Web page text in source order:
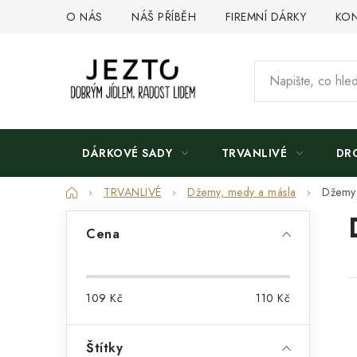
O NÁS NÁŠ PŘÍBĚH FIREMNÍ DÁRKY
DÁRKOVÉ SADY TRVANLIVÉ
DomůTRVANLIVÉ Džemy, medy a másla Džemy
t
Cena
109 Kč 110 Kč
Štítky